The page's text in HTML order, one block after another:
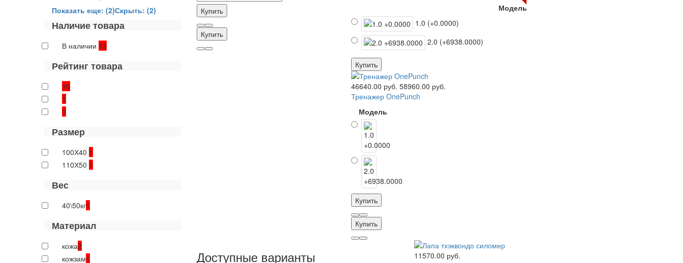
Показать еще: (2)Скрыть: (2)
Наличие товара
В наличии 12
Рейтинг товара
10
1
1
Размер
100Х40 1
110Х50 1
Вес
40\50кг1
Материал
кожа2
кожзам1
Купить
Купить
Модель
1.0 (+0.0000)
2.0 (+6938.0000)
Купить
46640.00 руб. 58960.00 руб.
Тренажер OnePunch
Модель
Купить
Купить
Доступные варианты
11570.00 руб.